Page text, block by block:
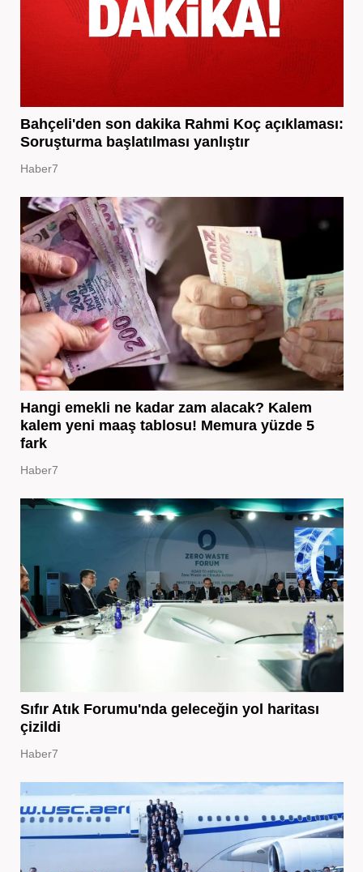
Bahçeli'den son dakika Rahmi Koç açıklaması:
Soruşturma başlatılması yanlıştır
Haber7
Hangi emekli ne kadar zam alacak? Kalem
kalem yeni maaş tablosu! Memura yüzde 5
fark
Haber7
Sıfır Atık Forumu'nda geleceğin yol haritası
çizildi
Haber7